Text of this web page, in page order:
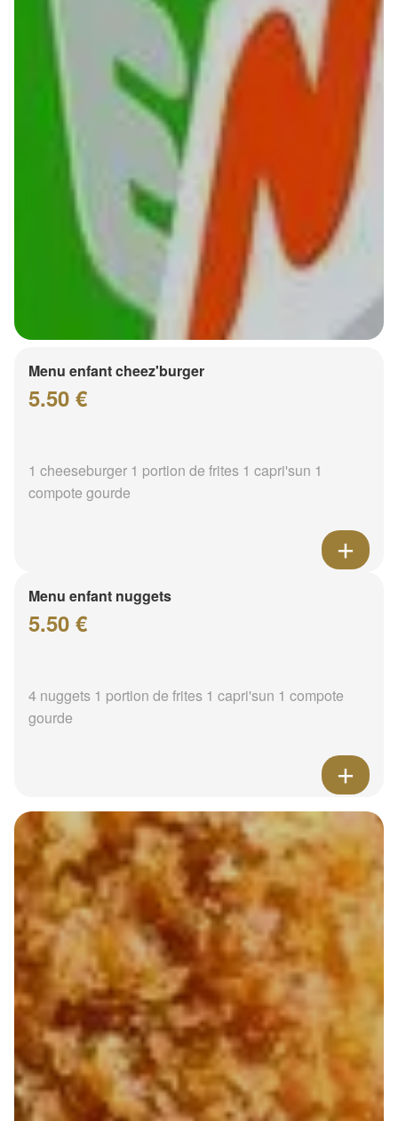
Menu enfant cheez'burger
5.50 €
1 cheeseburger 1 portion de frites 1 capri'sun 1
compote gourde
Menu enfant nuggets
5.50 €
4 nuggets 1 portion de frites 1 capri'sun 1 compote
gourde